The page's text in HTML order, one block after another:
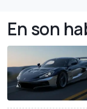
En son